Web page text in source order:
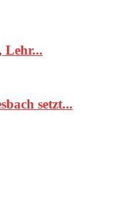
Lehr...
setzt...